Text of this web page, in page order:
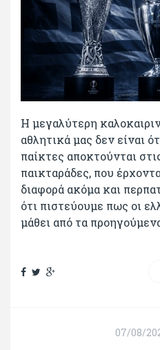
Η μεγαλύτερη
αθλητικά μας δεν είναι
παίκτες αποκτούνται
παικταράδες, που
διαφορά ακόμα και
ότι πιστεύουμε πως οι
μάθει από τα
07/08/